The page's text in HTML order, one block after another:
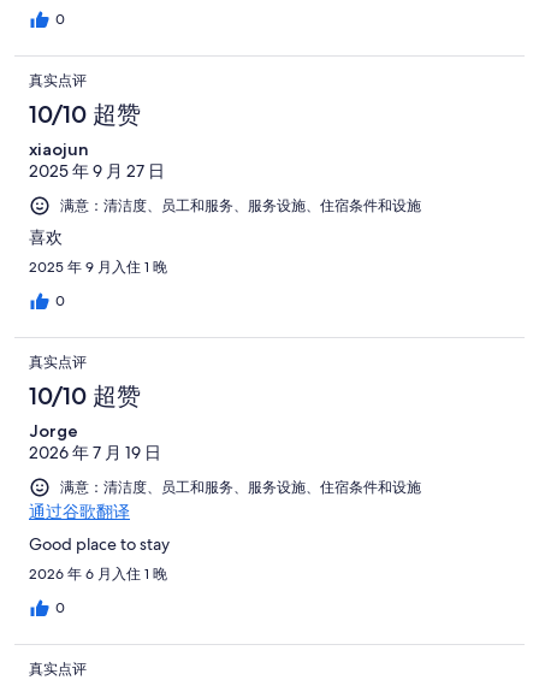
0
真实点评
10/10 超赞
xiaojun
2025 年 9 月 27 日
满意：清洁度、员工和服务、服务设施、住宿条件和设施
喜欢
2025 年 9 月入住 1 晚
0
真实点评
10/10 超赞
Jorge
2026 年 7 月 19 日
满意：清洁度、员工和服务、服务设施、住宿条件和设施
通过谷歌翻译
Good place to stay
2026 年 6 月入住 1 晚
0
真实点评